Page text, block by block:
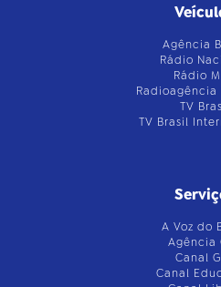
Agência
Rádio
Rádio
Radioagência
TV
TV Brasil
A Voz do
Agência
Canal
Canal